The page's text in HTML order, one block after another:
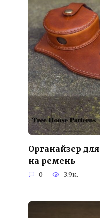
Органайзер
на ремень
0 3.9к.